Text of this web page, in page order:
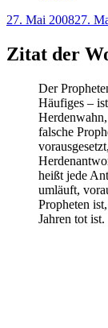
Veröffentlicht
27. Mai 200827.
Zitat der
Der
Häufiges –
falsche
heißt jede
umläuft,
Propheten
Jahren tot ist.